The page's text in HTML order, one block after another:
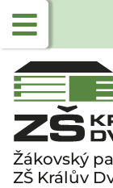
Žákovský
ZŠ Králův